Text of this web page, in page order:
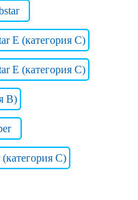
E (категория C)
E (категория С)
B)
C)